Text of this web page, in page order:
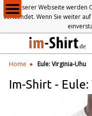
Auf unserer Webseite werden
verwendet. Wenn Sie weiter
Home Eule: Virginia-Uhu
Im-Shirt -